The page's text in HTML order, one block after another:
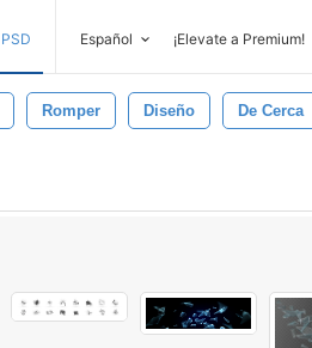
PSD Español ¡Elevate a Premium!
Romper Diseño De Cerca